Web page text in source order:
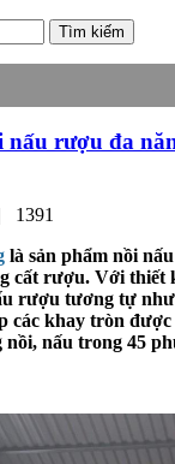
Tìm kiếm
rượu đa
1391
là sản phẩm nồi
cất rượu. Với thiết
rượu tương tự
các khay tròn được
nấu trong 45